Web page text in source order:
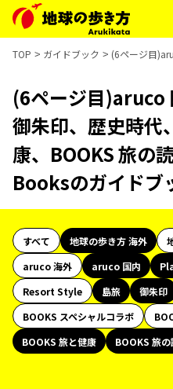
TOP ガイドブック (6ページ目
(6ページ目)aruco
御朱印、歴史時代
康、BOOKS 旅の
Booksのガイドブ
すべて 地球の歩き方 海外
aruco 海外
aruco 国内
Resort Style
島旅 御朱印
BOOKS スペシャルコラボ
BOOKS 旅と健康
BOOKS 旅